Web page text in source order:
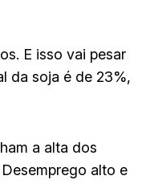
E isso vai pesar
da soja é de 23%,
a alta dos
alto e